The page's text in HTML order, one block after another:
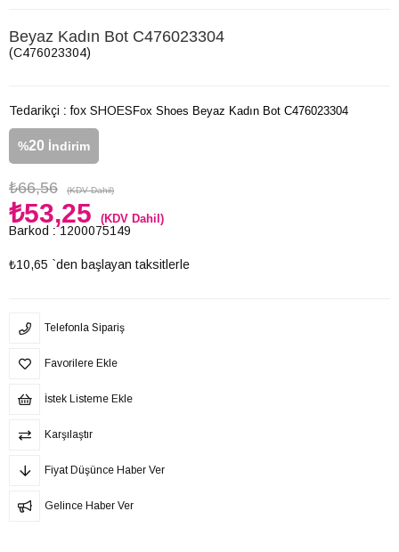
Beyaz Kadın Bot C476023304
(C476023304)
Tedarikçi : fox SHOES
%20 İndirim
₺66,56 (KDV Dahil)
₺53,25 (KDV Dahil)
Barkod : 1200075149
₺10,65 `den başlayan taksitlerle
Fox Shoes Beyaz Kadın Bot C476023304
Telefonla Sipariş
Favorilere Ekle
İstek Listeme Ekle
Karşılaştır
Fiyat Düşünce Haber Ver
Gelince Haber Ver